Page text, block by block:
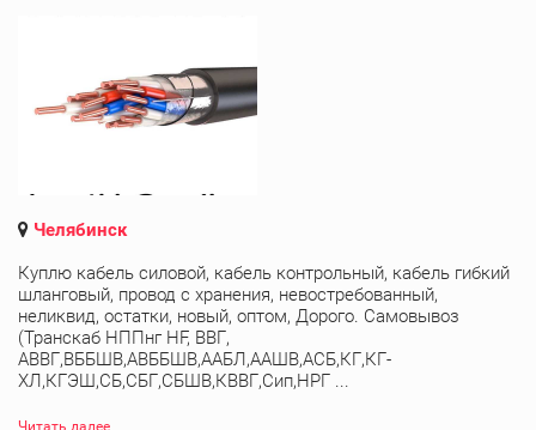
Челябинск
Куплю кабель силовой, кабель контрольный, кабель гибкий
шланговый, провод с хранения, невостребованный,
неликвид, остатки, новый, оптом, Дорого. Самовывоз
(Транскаб НППнг HF, ВВГ,
АВВГ,ВББШВ,АВББШВ,ААБЛ,ААШВ,АСБ,КГ,КГ-
ХЛ,КГЭШ,СБ,СБГ,СБШВ,КВВГ,Сип,НРГ ...
Читать далее